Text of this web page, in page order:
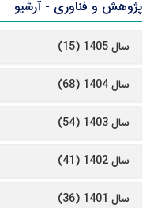
پژوهش و فناوری - آرشیو
سال 1405 (15)
سال 1404 (68)
سال 1403 (54)
سال 1402 (41)
سال 1401 (36)